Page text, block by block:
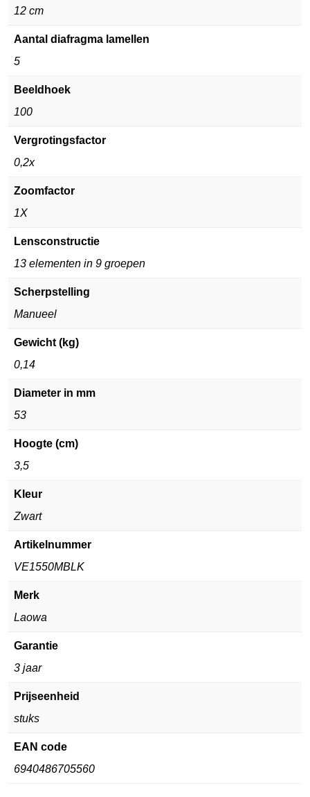
12 cm
Aantal diafragma lamellen
5
Beeldhoek
100
Vergrotingsfactor
0,2x
Zoomfactor
1X
Lensconstructie
13 elementen in 9 groepen
Scherpstelling
Manueel
Gewicht (kg)
0,14
Diameter in mm
53
Hoogte (cm)
3,5
Kleur
Zwart
Artikelnummer
VE1550MBLK
Merk
Laowa
Garantie
3 jaar
Prijseenheid
stuks
EAN code
6940486705560